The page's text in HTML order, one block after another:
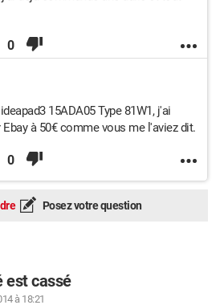
0
15ADA05 Type 81W1, j'ai
à 50€ comme vous me l'aviez dit.
0
Posez votre question
est cassé
à 18:21